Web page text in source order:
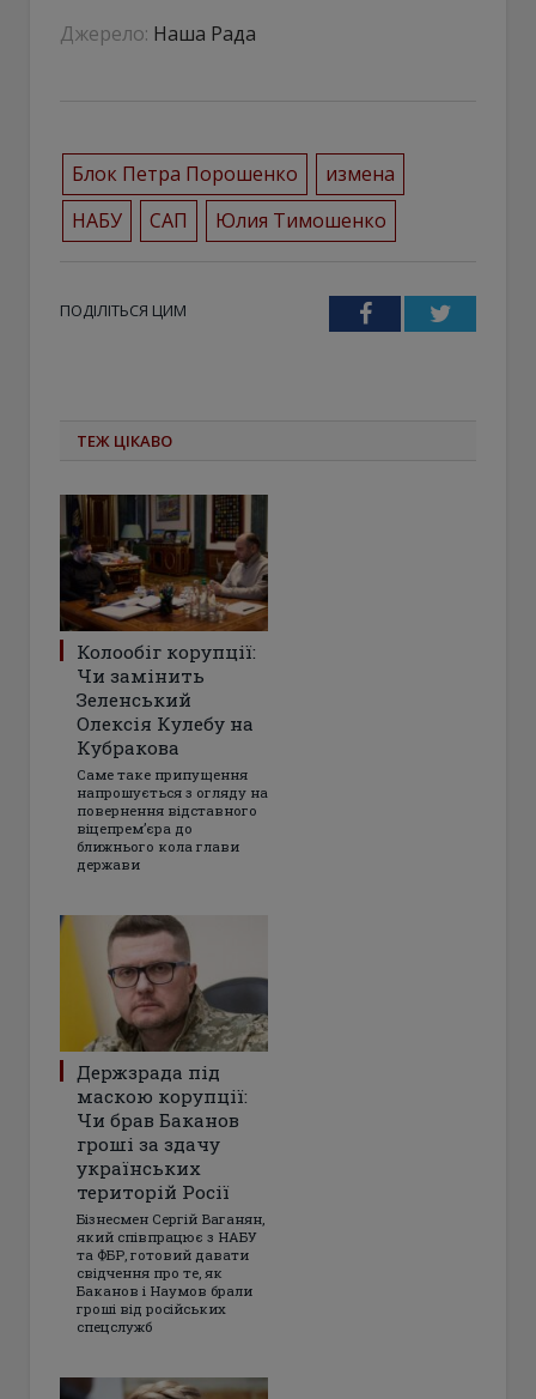
Джерело: Наша Рада
Блок Петра Порошенко
измена
НАБУ
САП Юлия Тимошенко
ПОДІЛІТЬСЯ ЦИМ FacebookTwitter
ТЕЖ ЦІКАВО
Колообіг корупції:
Чи замінить
Зеленський
Олексія Кулебу на
Кубракова
Саме таке припущення
напрошується з огляду на
повернення відставного
віцепрем’єра до
ближнього кола глави
держави
Держзрада під
маскою корупції:
Чи брав Баканов
гроші за здачу
українських
територій Росії
Бізнесмен Сергій Ваганян,
який співпрацює з НАБУ
та ФБР, готовий давати
свідчення про те, як
Баканов і Наумов брали
гроші від російських
спецслужб